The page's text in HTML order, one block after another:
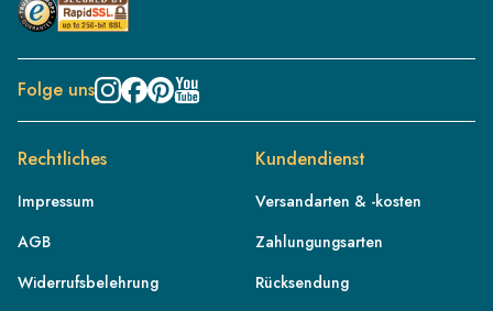
Folge uns
Rechtliches
Impressum
AGB
Widerrufsbelehrung
Kundendienst
Versandarten & -kosten
Zahlungungsarten
Rücksendung